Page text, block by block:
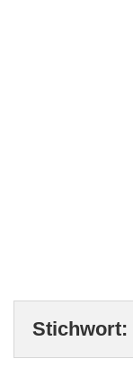
Stichwort: